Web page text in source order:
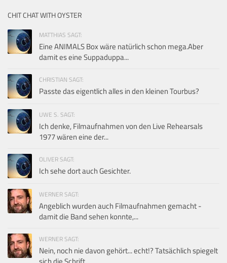
CHIT CHAT WITH OYSTER
MATTHIAS SAGT:
Eine ANIMALS Box wäre natürlich schon mega.Aber
damit es eine Suppaduppa...
CHRISTIAN SAGT:
Passte das eigentlich alles in den kleinen Tourbus?
UWE S. SAGT:
Ich denke, Filmaufnahmen von den Live Rehearsals
1977 wären eine der...
OLIVER SAGT:
Ich sehe dort auch Gesichter.
WERNER SAGT:
Angeblich wurden auch Filmaufnahmen gemacht -
damit die Band sehen konnte,...
WERNER SAGT:
Nein, noch nie davon gehört... echt!? Tatsächlich spiegelt